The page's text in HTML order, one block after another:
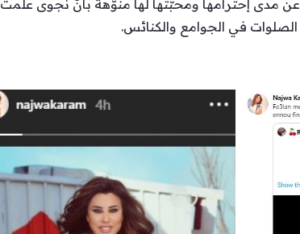
مدى إحترامها ومحبّتها لها منوّهة بأنّ نجوى علّمت
في الجوامع والكنائس.